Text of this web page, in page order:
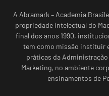
A Abramark – Academia
propriedade intelectual do
final dos anos 1990,
tem como missão instituir
práticas da Administração
Marketing, no ambiente
ensinamentos de